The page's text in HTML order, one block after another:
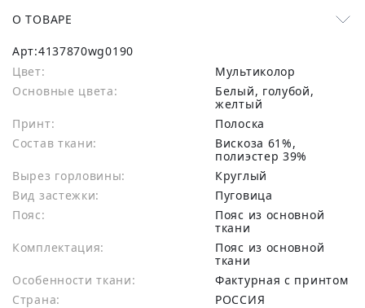
О ТОВАРЕ
Арт:4137870wg0190
Цвет:
Мультиколор
Основные цвета:
белый, голубой,
желтый
Принт:
Полоска
Состав ткани:
вискоза 61%,
полиэстер 39%
Вырез горловины:
Круглый
Вид застежки:
Пуговица
Пояс:
Пояс из основной
ткани
Комплектация:
Пояс из основной
ткани
Особенности ткани:
Фактурная с принтом
Страна:
РОССИЯ